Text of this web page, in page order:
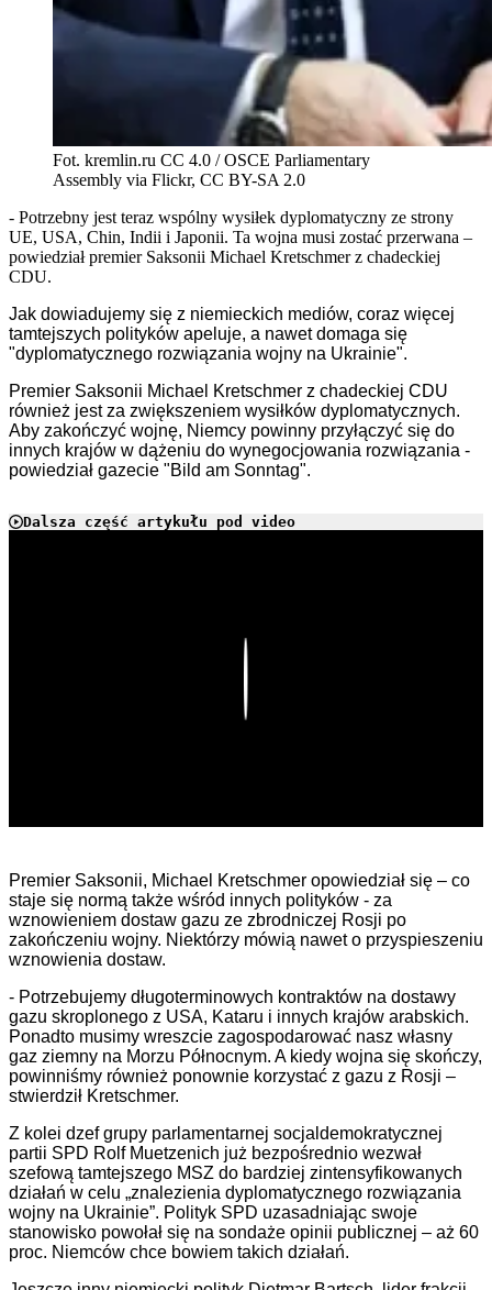
Fot. kremlin.ru CC 4.0 / OSCE Parliamentary
Assembly via Flickr, CC BY-SA 2.0
- Potrzebny jest teraz wspólny wysiłek dyplomatyczny ze strony
UE, USA, Chin, Indii i Japonii. Ta wojna musi zostać przerwana –
powiedział premier Saksonii Michael Kretschmer z chadeckiej
CDU.
Jak dowiadujemy się z niemieckich mediów, coraz więcej
tamtejszych polityków apeluje, a nawet domaga się
"dyplomatycznego rozwiązania wojny na Ukrainie".
Premier Saksonii Michael Kretschmer z chadeckiej CDU
również jest za zwiększeniem wysiłków dyplomatycznych.
Aby zakończyć wojnę, Niemcy powinny przyłączyć się do
innych krajów w dążeniu do wynegocjowania rozwiązania -
powiedział gazecie "Bild am Sonntag".
Dalsza część artykułu pod video
Premier Saksonii, Michael Kretschmer opowiedział się – co
staje się normą także wśród innych polityków - za
wznowieniem dostaw gazu ze zbrodniczej Rosji po
zakończeniu wojny. Niektórzy mówią nawet o przyspieszeniu
wznowienia dostaw.
- Potrzebujemy długoterminowych kontraktów na dostawy
gazu skroplonego z USA, Kataru i innych krajów arabskich.
Ponadto musimy wreszcie zagospodarować nasz własny
gaz ziemny na Morzu Północnym. A kiedy wojna się skończy,
powinniśmy również ponownie korzystać z gazu z Rosji –
stwierdził Kretschmer.
Z kolei dzef grupy parlamentarnej socjaldemokratycznej
partii SPD Rolf Muetzenich już bezpośrednio wezwał
szefową tamtejszego MSZ do bardziej zintensyfikowanych
działań w celu „znalezienia dyplomatycznego rozwiązania
wojny na Ukrainie”. Polityk SPD uzasadniając swoje
stanowisko powołał się na sondaże opinii publicznej – aż 60
proc. Niemców chce bowiem takich działań.